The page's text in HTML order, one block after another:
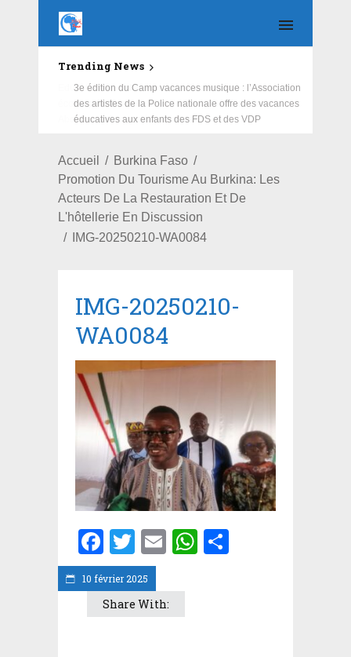
Trending News
Education : la fédération de la Russie rénove les
écoles primaire et collège du Camp Général
Aboubacar Sangoulé Lamizana
Accueil
Burkina Faso
Promotion Du Tourisme Au Burkina: Les
Acteurs De La Restauration Et De
L'hôtellerie En Discussion
IMG-20250210-WA0084
10 février 2025
IMG-20250210-
WA0084
Facebook
Twitter
EmailWhatsApp
Share With: